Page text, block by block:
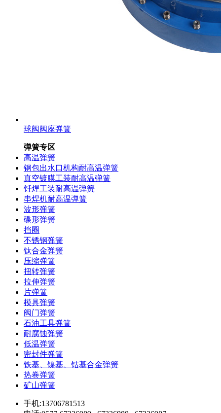
球阀阀座弹簧
弹簧专区
高温弹簧
钢包出水口机构耐高温弹簧
真空镀膜工装耐高温弹簧
钎焊工装耐高温弹簧
串焊机耐高温弹簧
波形弹簧
碟形弹簧
挡圈
不锈钢弹簧
钛合金弹簧
压缩弹簧
扭转弹簧
拉伸弹簧
片弹簧
模具弹簧
阀门弹簧
石油工具弹簧
耐腐蚀弹簧
低温弹簧
密封件弹簧
铁基、镍基、钴基合金弹簧
热卷弹簧
矿山弹簧
手机:13706781513